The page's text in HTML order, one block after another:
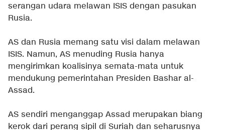
serangan udara melawan ISIS dengan pasukan
Rusia.
AS dan Rusia memang satu visi dalam melawan
ISIS. Namun, AS menuding Rusia hanya
mengirimkan koalisinya semata-mata untuk
mendukung pemerintahan Presiden Bashar al-
Assad.
AS sendiri menganggap Assad merupakan biang
kerok dari perang sipil di Suriah dan seharusnya